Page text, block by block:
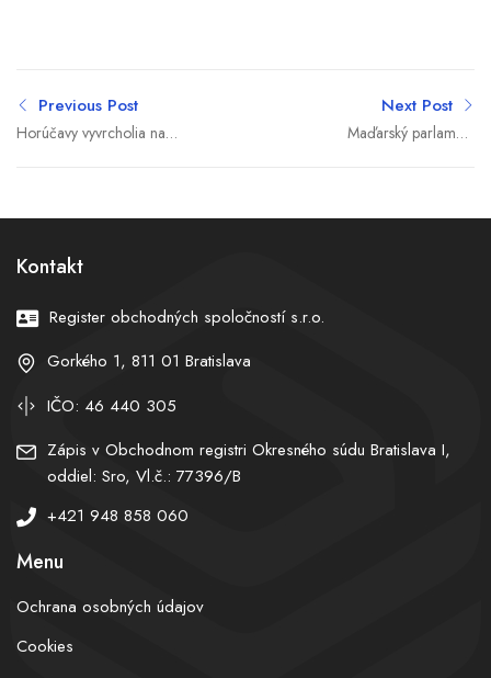
Previous Post
Horúčavy vyvrcholia na
Next Post
Maďarský parlament
Kontakt
Register obchodných spoločností s.r.o.
Gorkého 1, 811 01 Bratislava
IČO: 46 440 305
Zápis v Obchodnom registri Okresného súdu Bratislava I,
oddiel: Sro, Vl.č.: 77396/B
+421 948 858 060
Menu
Ochrana osobných údajov
Cookies